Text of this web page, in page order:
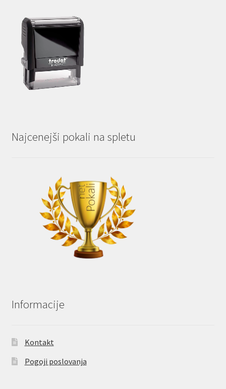
Najcenejši pokali na spletu
Informacije
Kontakt
Pogoji poslovanja